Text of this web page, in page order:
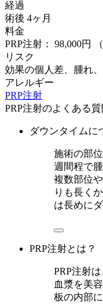
経過
術後 4ヶ月
料金
PRP注射： 98,000円
リスク
効果の個人差、腫れ
アレルギー
PRP注射
PRP注射のよくある質
ダウンタイムに
施術の部
週間程で
複数部位
りも長く
は長めに
PRP注射とは？
PRP注射
血漿を美
板の内部